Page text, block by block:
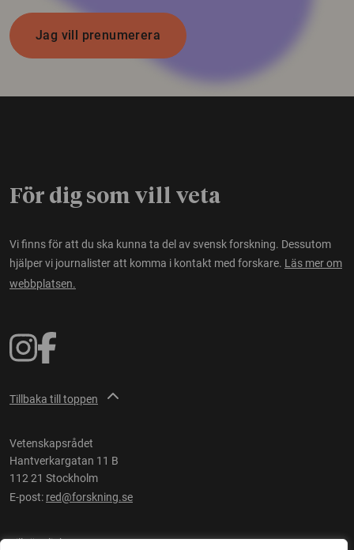
Jag vill prenumerera
För dig som vill veta
Vi finns för att du ska kunna ta del av svensk forskning. Dessutom
hjälper vi journalister att komma i kontakt med forskare. Läs mer om
webbplatsen.
Tillbaka till toppen
Vetenskapsrådet
Hantverkargatan 11 B
112 21 Stockholm
E-post: red@forskning.se
Tillgänglighet